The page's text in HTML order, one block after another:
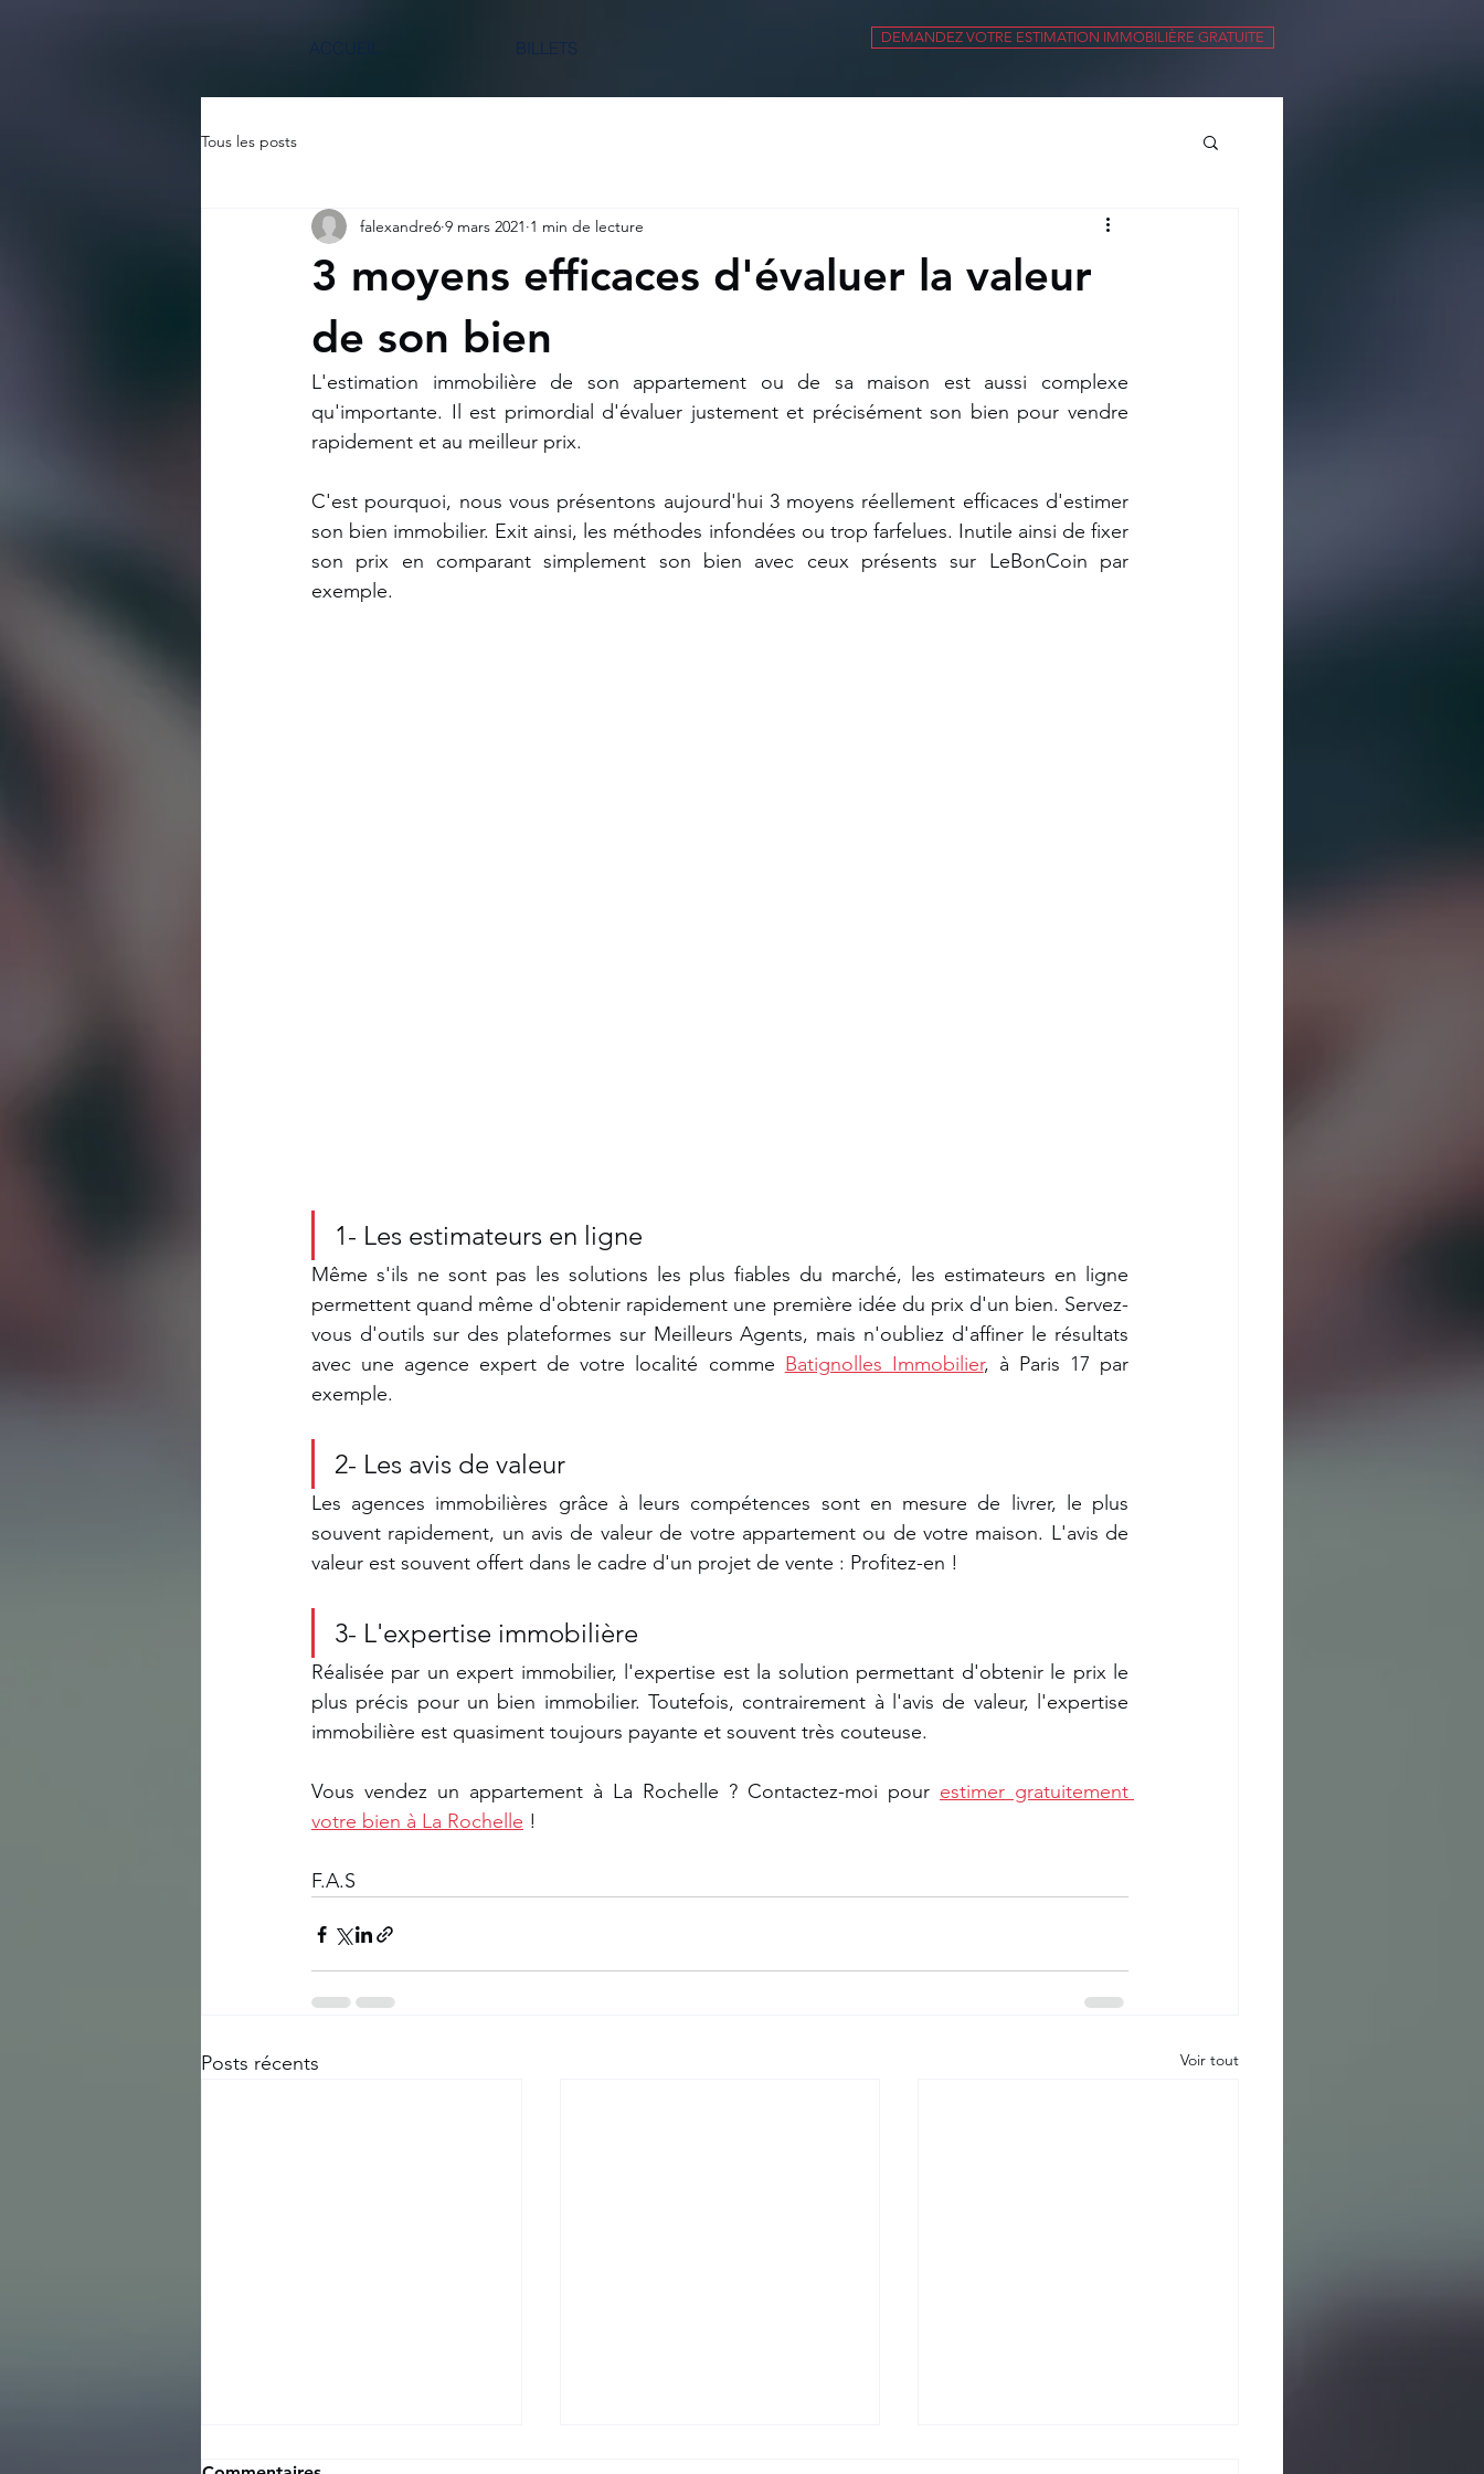
BILLETS
DEMANDEZ VOTRE ESTIMATION IMMOBILIÈRE GRATUITE
Tous les posts
3 moyens efficaces d'évaluer la valeur
de son bien
falexandre6 9 mars 2021 1 min de lecture
L'estimation immobilière de son appartement ou de sa maison est aussi complexe
qu'importante. Il est primordial d'évaluer justement et précisément son bien pour vendre
rapidement et au meilleur prix.
C'est pourquoi, nous vous présentons aujourd'hui 3 moyens réellement efficaces d'estimer
son bien immobilier. Exit ainsi, les méthodes infondées ou trop farfelues. Inutile ainsi de fixer
son prix en comparant simplement son bien avec ceux présents sur LeBonCoin par
exemple.
1- Les estimateurs en ligne
Même s'ils ne sont pas les solutions les plus fiables du marché, les estimateurs en ligne
permettent quand même d'obtenir rapidement une première idée du prix d'un bien. Servez-
vous d'outils sur des plateformes sur Meilleurs Agents, mais n'oubliez d'affiner le résultats
avec une agence expert de votre localité comme Batignolles Immobilier, à Paris 17 par
exemple.
2- Les avis de valeur
Les agences immobilières grâce à leurs compétences sont en mesure de livrer, le plus
souvent rapidement, un avis de valeur de votre appartement ou de votre maison. L'avis de
valeur est souvent offert dans le cadre d'un projet de vente : Profitez-en !
3- L'expertise immobilière
Réalisée par un expert immobilier, l'expertise est la solution permettant d'obtenir le prix le
plus précis pour un bien immobilier. Toutefois, contrairement à l'avis de valeur, l'expertise
immobilière est quasiment toujours payante et souvent très couteuse.
Vous vendez un appartement à La Rochelle ? Contactez-moi pour estimer gratuitement
votre bien à La Rochelle !
F.A.S
Posts récents Voir tout